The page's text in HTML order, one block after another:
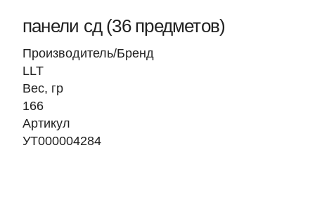
панели сд (36 предметов)
Производитель/Бренд
LLT
Вес, гр
166
Артикул
УТ000004284